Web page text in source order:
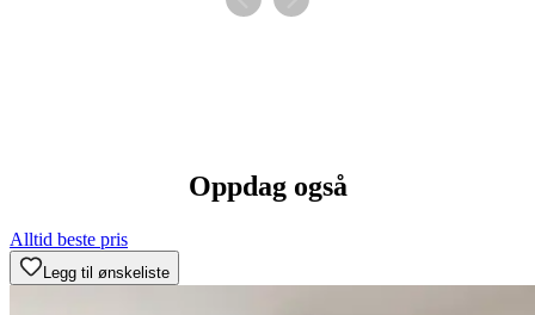
Oppdag også
Alltid beste pris
Legg til ønskeliste